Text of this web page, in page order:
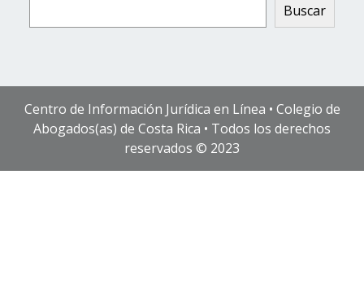
Buscar
Centro de Información Jurídica en Línea • Colegio de
Abogados(as) de Costa Rica • Todos los derechos
reservados © 2023